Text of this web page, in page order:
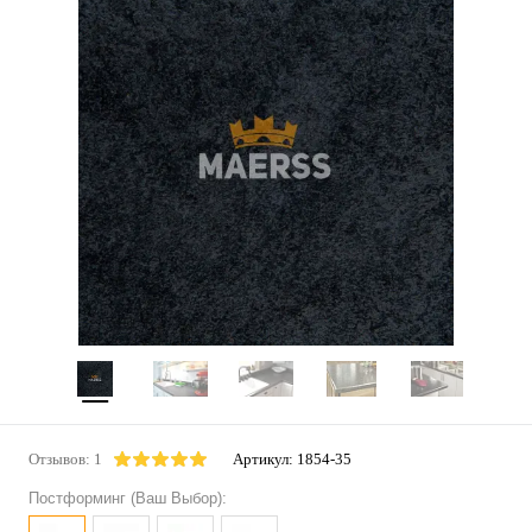
Отзывов: 1 Артикул: 1854-35
Постформинг (Ваш Выбор):